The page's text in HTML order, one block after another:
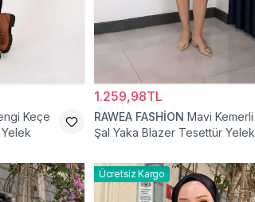
Keçe
1.259,98TL
RAWEA FASHİON Mavi Kemerli
Şal Yaka Blazer Tesettür Yelek
Ücretsiz Kargo